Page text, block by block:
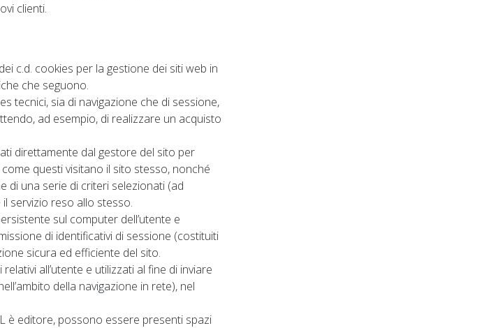
clienti.
c.d. cookies per la gestione dei siti web in
che seguono.
tecnici, sia di navigazione che di sessione,
ad esempio, di realizzare un acquisto
direttamente dal gestore del sito per
questi visitano il sito stesso, nonché
di una serie di criteri selezionati (ad
servizio reso allo stesso.
sul computer dell’utente e
di identificativi di sessione (costituiti
sicura ed efficiente del sito.
all’utente e utilizzati al fine di inviare
della navigazione in rete), nel
è editore, possono essere presenti spazi